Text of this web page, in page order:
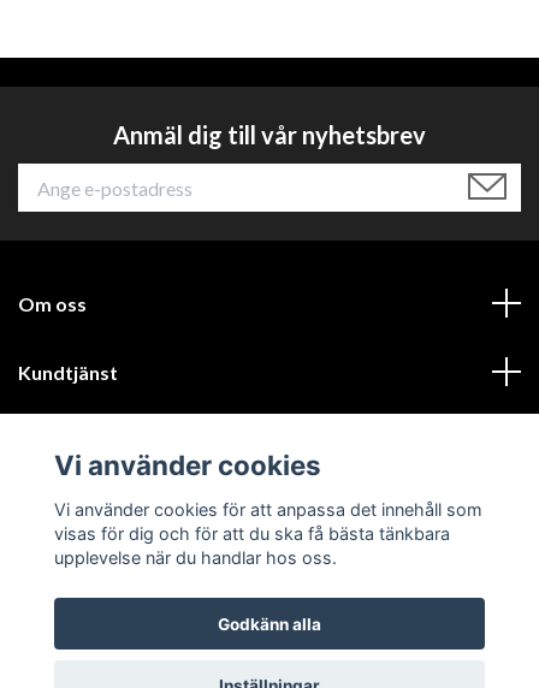
Anmäl dig till vår nyhetsbrev
Om oss
Kundtjänst
Sociala medier
© 2026 Xander of Sweden
Vi använder cookies
Vi använder cookies för att anpassa det innehåll som
visas för dig och för att du ska få bästa tänkbara
upplevelse när du handlar hos oss.
Godkänn alla